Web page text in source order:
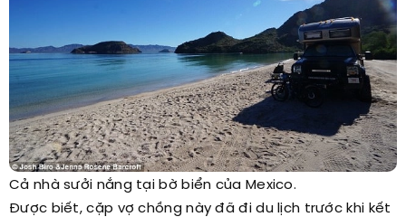
Cả nhà sưởi nắng tại bờ biển của Mexico.
Được biết, cặp vợ chồng này đã đi du lịch trước khi kết